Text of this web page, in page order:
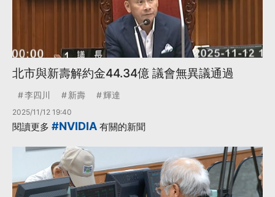
北市與新壽解約金44.34億 議會無異議通過
李四川 新壽 輝達
2025/11/12 19:40
閱讀更多 #NVIDIA 有關的新聞